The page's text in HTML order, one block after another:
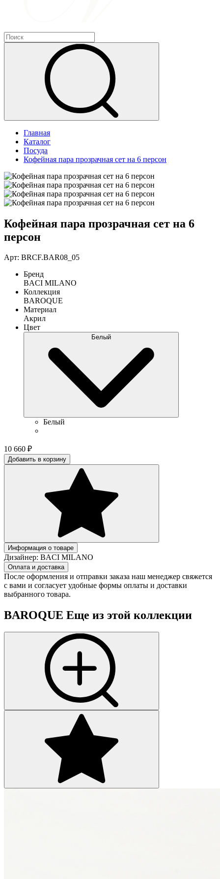
Главная
Каталог
Посуда
Кофейная пара прозрачная сет на 6 персон
Кофейная пара прозрачная сет на 6
персон
Арт: BRCF.BAR08_05
Бренд
BACI MILANO
Коллекция
BAROQUE
Материал
Акрил
Цвет
Белый
Белый
10 660 ₽
Добавить в корзину
Информация о товаре
Дизайнер: BACI MILANO
Оплата и доставка
После оформления и отправки заказа наш менеджер свяжется
с вами и согласует удобные формы оплаты и доставки
выбранного товара.
BAROQUE Еще из этой коллекции